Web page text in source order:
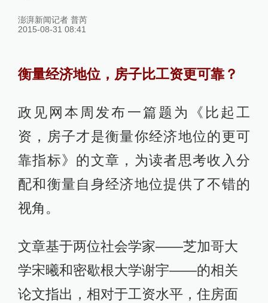
澎湃新闻记者 普芮
2015-08-31 08:41
衡量经济地位，房子比工资更可靠？
政见网本周发布一篇题为《比起工
资，房子才是衡量你经济地位的更可
靠指标》的文章，为读者思考收入分
配和衡量自身经济地位提供了不错的
视角。
文章基于两位社会学家——芝加哥大
学宋曦和密歇根大学谢宇——的相关
论文指出，相对于工资水平，住房面